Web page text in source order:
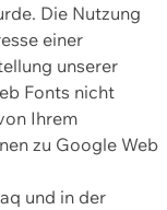
Die Nutzung
einer
unserer
Fonts nicht
Ihrem
zu Google Web
und in der